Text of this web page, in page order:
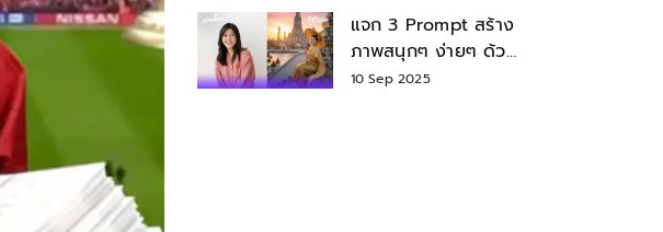
แจก 3 Prompt สร้าง
ภาพสนุกๆ ง่ายๆ ด้วย
Nano Banana ใน
10 Sep 2025